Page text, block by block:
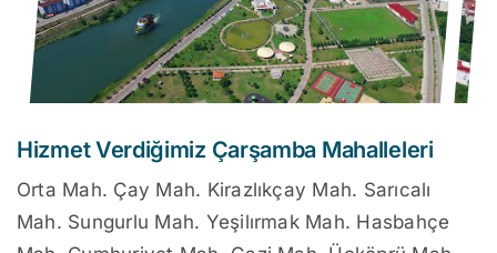
Hizmet Verdiğimiz Çarşamba Mahalleleri
Orta Mah. Çay Mah. Kirazlıkçay Mah. Sarıcalı
Mah. Sungurlu Mah. Yeşilırmak Mah. Hasbahçe